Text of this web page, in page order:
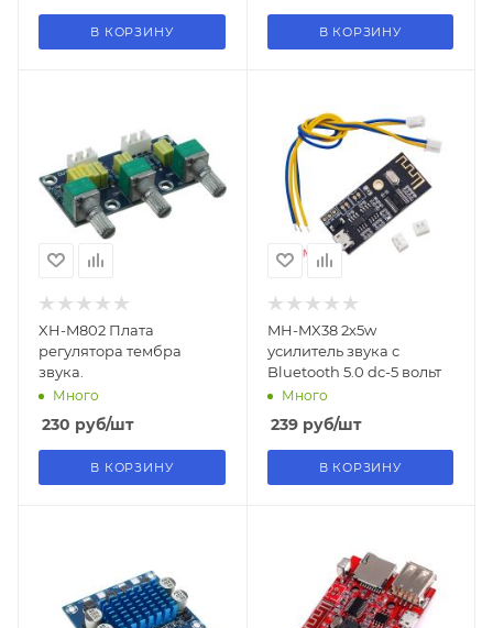
В КОРЗИНУ В КОРЗИНУ
XH-M802 Плата
регулятора тембра
звука.
Много
230 руб/шт
В КОРЗИНУ
MH-MX38 2х5w
усилитель звука с
Bluetooth 5.0 dc-5 вольт
Много
239руб/шт
В КОРЗИНУ